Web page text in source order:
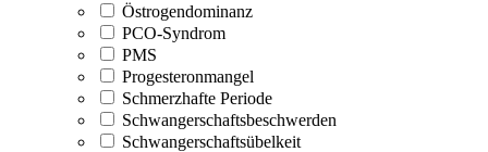
Östrogendominanz
PCO-Syndrom
PMS
Progesteronmangel
Schmerzhafte Periode
Schwangerschaftsbeschwerden
Schwangerschaftsübelkeit